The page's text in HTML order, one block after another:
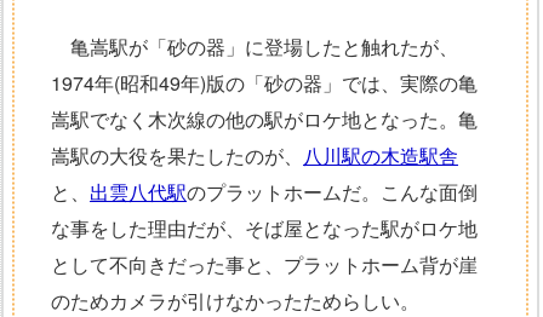
亀嵩駅が「砂の器」に登場したと触れたが、
1974年(昭和49年)版の「砂の器」では、実際の亀
嵩駅でなく木次線の他の駅がロケ地となった。亀
嵩駅の大役を果たしたのが、 八川駅の木造駅舎
と、 出雲八代駅のプラットホームだ。こんな面倒
な事をした理由だが、そば屋となった駅がロケ地
として不向きだった事と、プラットホーム背が崖
のためカメラが引けなかったためらしい。